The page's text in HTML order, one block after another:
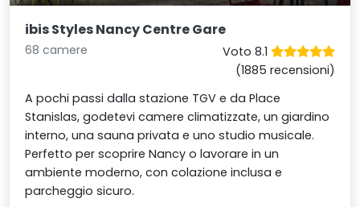
ibis Styles Nancy Centre Gare
68 camere
Voto 8.1
(1885 recensioni)
A pochi passi dalla stazione TGV e da Place
Stanislas, godetevi camere climatizzate, un giardino
interno, una sauna privata e uno studio musicale.
Perfetto per scoprire Nancy o lavorare in un
ambiente moderno, con colazione inclusa e
parcheggio sicuro.